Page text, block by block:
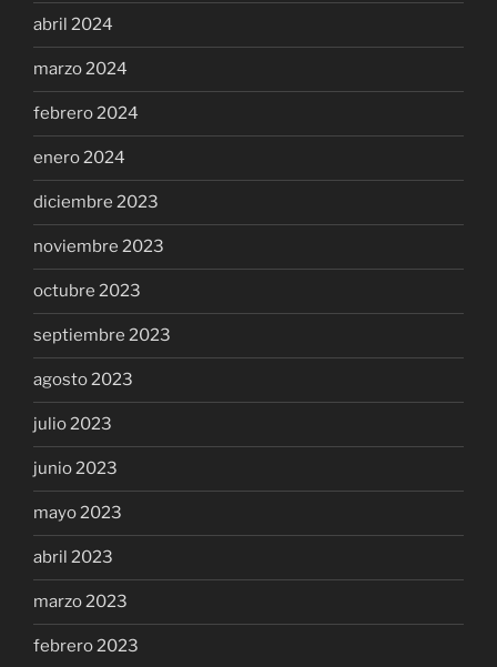
abril 2024
marzo 2024
febrero 2024
enero 2024
diciembre 2023
noviembre 2023
octubre 2023
septiembre 2023
agosto 2023
julio 2023
junio 2023
mayo 2023
abril 2023
marzo 2023
febrero 2023